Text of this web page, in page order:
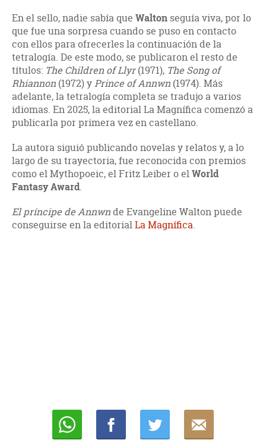
En el sello, nadie sabía que Walton seguía viva, por lo
que fue una sorpresa cuando se puso en contacto
con ellos para ofrecerles la continuación de la
tetralogía. De este modo, se publicaron el resto de
títulos: The Children of Llyr(1971), The Song of
Rhiannon (1972) yPrince of Annwn (1974). Más
adelante, la tetralogía completa se tradujo a varios
idiomas. En 2025, la editorial La Magnífica comenzó a
publicarla por primera vez en castellano.
La autora siguió publicando novelas y relatos y, a lo
largo de su trayectoria, fue reconocida con premios
como el Mythopoeic, el Fritz Leiber o elWorld
Fantasy Award.
El príncipe de Annwnde Evangeline Walton puede
conseguirse en la editorialLa Magnífica.